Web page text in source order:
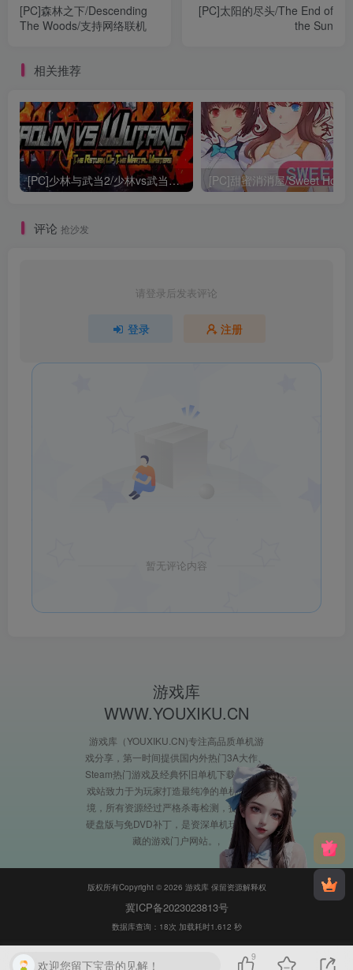
[PC]森林之下/Descending
The Woods/支持网络联机
[PC]太阳的尽头/The End of
the Sun
相关推荐
[PC]少林与武当2/少林vs武当2/Shaolin vs Wutang 2 [PC]甜蜜消消屋/Sweet
评论 抢沙发
请登录后发表评论
登录 注册
暂无评论内容
游戏库
WWW.YOUXIKU.CN
游戏库（YOUXIKU.CN)专注高品质单机游
戏分享，第一时间提供国内外热门3A大作、
Steam热门游戏及经典怀旧单机下载。XX游
戏站致力于为玩家打造最纯净的单机游戏环
境，所有资源经过严格杀毒检测，提供完整
硬盘版与免DVD补丁，是资深单机玩家必收
藏的游戏门户网站。
版权所有Copyright © 2026 游戏库 保留资源解释权
冀ICP备2023023813号
数据库查询：18次 加载耗时1.612 秒
欢迎您留下宝贵的见解！
9